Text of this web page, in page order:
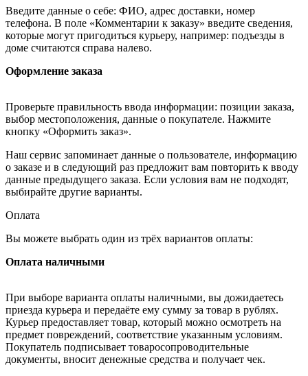
Введите данные о себе: ФИО, адрес доставки, номер
телефона. В поле «Комментарии к заказу» введите сведения,
которые могут пригодиться курьеру, например: подъезды в
доме считаются справа налево.
Оформление заказа
Проверьте правильность ввода информации: позиции заказа,
выбор местоположения, данные о покупателе. Нажмите
кнопку «Оформить заказ».
Наш сервис запоминает данные о пользователе, информацию
о заказе и в следующий раз предложит вам повторить к вводу
данные предыдущего заказа. Если условия вам не подходят,
выбирайте другие варианты.
Оплата
Вы можете выбрать один из трёх вариантов оплаты:
Оплата наличными
При выборе варианта оплаты наличными, вы дожидаетесь
приезда курьера и передаёте ему сумму за товар в рублях.
Курьер предоставляет товар, который можно осмотреть на
предмет повреждений, соответствие указанным условиям.
Покупатель подписывает товаросопроводительные
документы, вносит денежные средства и получает чек.